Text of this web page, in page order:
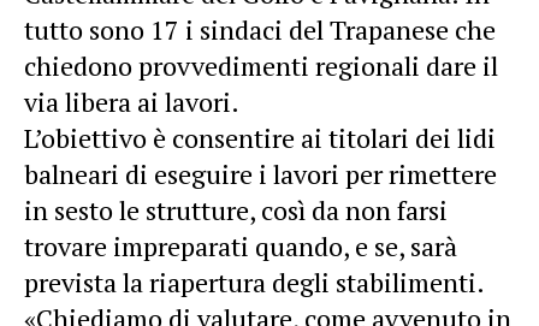
tutto sono 17 i sindaci del Trapanese che
chiedono provvedimenti regionali dare il
via libera ai lavori.
L’obiettivo è consentire ai titolari dei lidi
balneari di eseguire i lavori per rimettere
in sesto le strutture, così da non farsi
trovare impreparati quando, e se, sarà
prevista la riapertura degli stabilimenti.
«Chiediamo di valutare, come avvenuto in